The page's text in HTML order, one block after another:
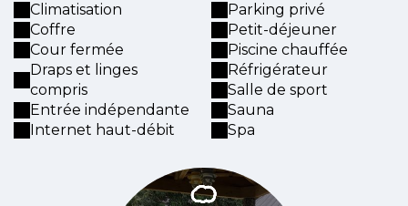
Climatisation
Coffre
Cour fermée
Draps et linges
compris
Entrée indépendante
Internet haut-débit
Parking privé
Petit-déjeuner
Piscine chauffée
Réfrigérateur
Salle de sport
Sauna
Spa